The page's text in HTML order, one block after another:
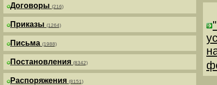
Договоры (216)
Приказы (1264)
Письма (1988)
Постановления (8342)
Распоряжения (8151)